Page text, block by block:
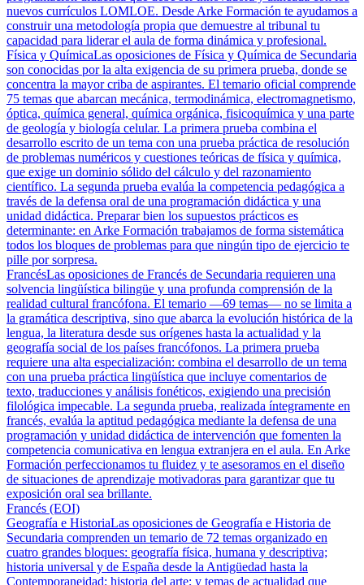
nuevos currículos LOMLOE. Desde Arke Formación te ayudamos a
construir una metodología propia que demuestre al tribunal tu
capacidad para liderar el aula de forma dinámica y profesional.
Física y QuímicaLas oposiciones de Física y Química de Secundaria
son conocidas por la alta exigencia de su primera prueba, donde se
concentra la mayor criba de aspirantes. El temario oficial comprende
75 temas que abarcan mecánica, termodinámica, electromagnetismo,
óptica, química general, química orgánica, fisicoquímica y una parte
de geología y biología celular. La primera prueba combina el
desarrollo escrito de un tema con una prueba práctica de resolución
de problemas numéricos y cuestiones teóricas de física y química,
que exige un dominio sólido del cálculo y del razonamiento
científico. La segunda prueba evalúa la competencia pedagógica a
través de la defensa oral de una programación didáctica y una
unidad didáctica. Preparar bien los supuestos prácticos es
determinante: en Arke Formación trabajamos de forma sistemática
todos los bloques de problemas para que ningún tipo de ejercicio te
pille por sorpresa.
FrancésLas oposiciones de Francés de Secundaria requieren una
solvencia lingüística bilingüe y una profunda comprensión de la
realidad cultural francófona. El temario —69 temas— no se limita a
la gramática descriptiva, sino que abarca la evolución histórica de la
lengua, la literatura desde sus orígenes hasta la actualidad y la
geografía social de los países francófonos. La primera prueba
requiere una alta especialización: combina el desarrollo de un tema
con una prueba práctica lingüística que incluye comentarios de
texto, traducciones y análisis fonéticos, exigiendo una precisión
filológica impecable. La segunda prueba, realizada íntegramente en
francés, evalúa la aptitud pedagógica mediante la defensa de una
programación y unidad didáctica de intervención que fomenten la
competencia comunicativa en lengua extranjera en el aula. En Arke
Formación perfeccionamos tu fluidez y te asesoramos en el diseño
de situaciones de aprendizaje motivadoras para garantizar que tu
exposición oral sea brillante.
Francés (EOI)
Geografía e HistoriaLas oposiciones de Geografía e Historia de
Secundaria comprenden un temario de 72 temas organizado en
cuatro grandes bloques: geografía física, humana y descriptiva;
historia universal y de España desde la Antigüedad hasta la
Contemporaneidad; historia del arte; y temas de actualidad que